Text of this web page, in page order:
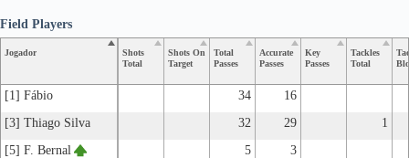
Jogador
Shots
Total
Shots On
Target
Total
Passes
Accurate
Passes
Key
Passes
Tackles
Total
[1] Fábio 34
16
[3] Thiago Silva
32 29
1
[5] F. Bernal
5
3
Field Players